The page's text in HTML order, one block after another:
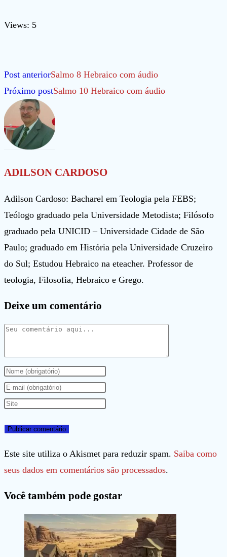
Views: 5
Leia
mais
artigos
Post anteriorSalmo 8 Hebraico com áudio
Próximo postSalmo 10 Hebraico com áudio
ADILSON CARDOSO
Adilson Cardoso: Bacharel em Teologia pela FEBS;
Teólogo graduado pela Universidade Metodista; Filósofo
graduado pela UNICID – Universidade Cidade de São
Paulo; graduado em História pela Universidade Cruzeiro
do Sul; Estudou Hebraico na eteacher. Professor de
teologia, Filosofia, Hebraico e Grego.
Deixe um comentário
Comentário
Digite
seu
nome
nome
de
usuário
comentar
Digite
seu
de
e-
mail
comentar
Digite
URL
do
seu
(opcional)
Este site utiliza o Akismet para reduzir spam. Saiba como
seus dados em comentários são processados.
Você também pode gostar